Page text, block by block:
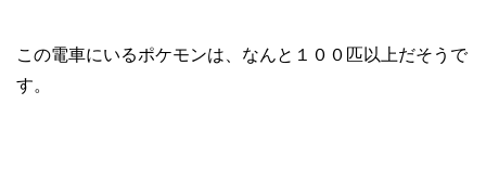
この電車にいるポケモンは、なんと１００匹以上だそうで
す。